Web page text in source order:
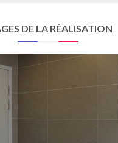
DE LA RÉALISATION